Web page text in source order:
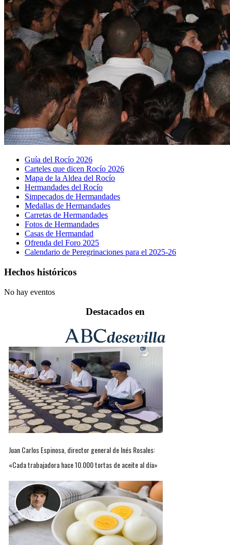
Guía del Rocío 2026
Carteles que dicen Rocío 2026
Mapa de la Aldea del Rocío
Hermandades del Rocío
Simpecados de Hermandades
Medallas de Hermandades
Carretas de Hermandades
Fotos de Hermandades
Casas de Hermandad
Ofrenda del Foro 2025
Calendario de Peregrinaciones para el 2025-26
Hechos históricos
No hay eventos
Destacados en
Juan Carlos Espinosa, director general de Inés Rosales:
«Cada trabajadora hace 10.000 tortas de aceite al día»